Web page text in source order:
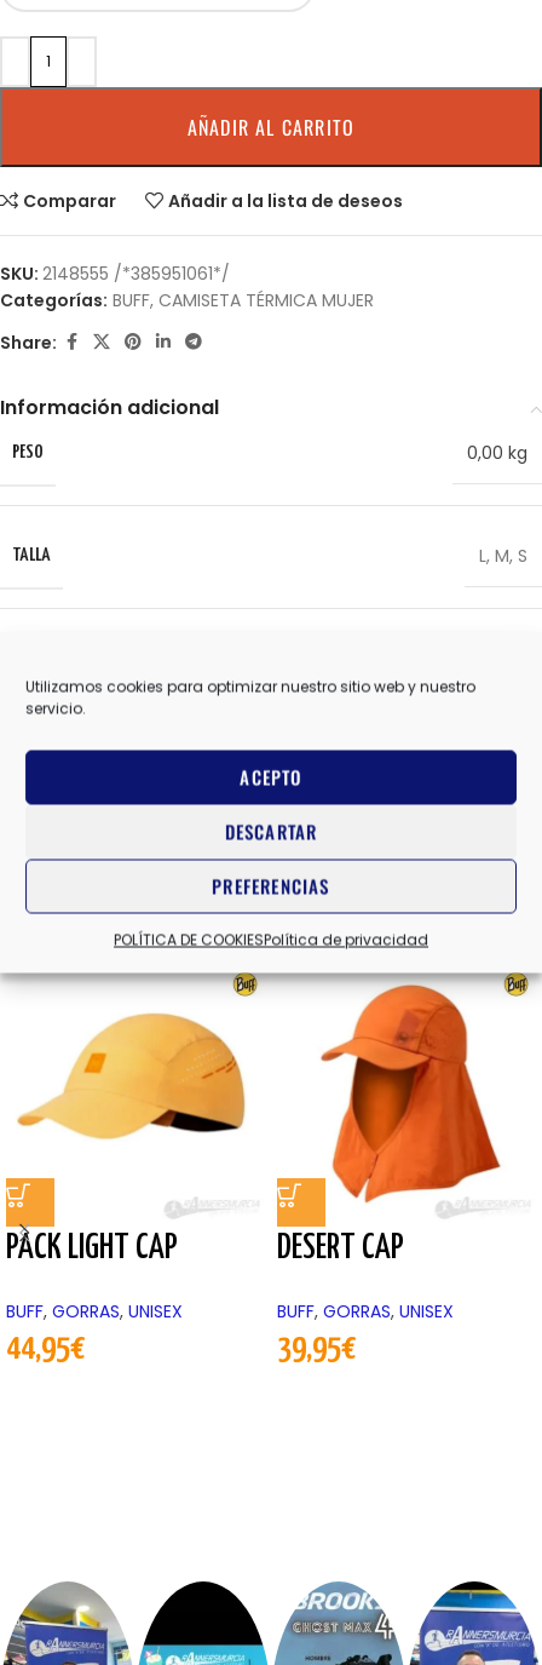
Utilizamos cookies para optimizar nuestro sitio web y nuestro
servicio.
ACEPTO
DESCARTAR
PREFERENCIAS
POLÍTICA DE COOKIESPolítica de privacidad
AÑADIR AL CARRITO
Comparar Añadir a la lista de deseos
SKU: 2148555 /*385951061*/
Categorías: BUFF, CAMISETA TÉRMICA MUJER
Share:
Información adicional
PESO 0,00 kg
TALLA L, M, S
MARCAS BUFF
Productos relacionados
PACK LIGHT CAP
BUFF, GORRAS, UNISEX
44,95€
DESERT CAP
BUFF, GORRAS, UNISEX
39,95€